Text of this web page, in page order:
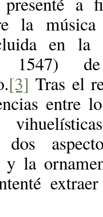
la
en la
1547)
[3] Tras el
entre
dos
y la